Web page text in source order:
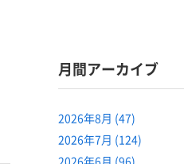
月間アーカイブ
2026年8月 (47)
2026年7月 (124)
2026年6月 (96)